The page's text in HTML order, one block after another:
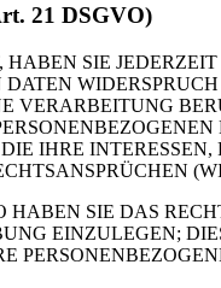
21 DSGVO)
SIE
VERARBEITUNG
IHRE
SIE DAS
EINZULEGEN;